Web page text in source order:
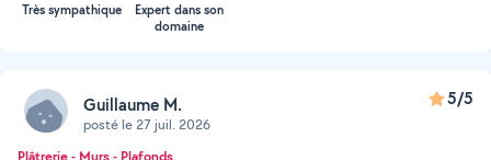
Très sympathique
Expert dans son
domaine
Guillaume M.
posté le 27 juil. 2026
5/5
Plâtrerie - Murs - Plafonds